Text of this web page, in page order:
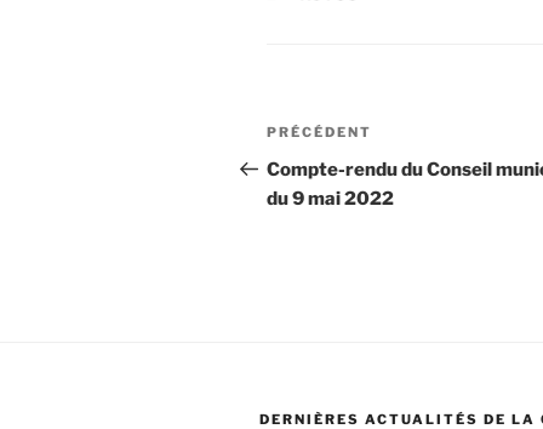
Navigation
de
l’article
Article
précédent
PRÉCÉDENT
Compte-rendu du Conseil
du 9 mai 2022
DERNIÈRES ACTUALITÉS DE LA